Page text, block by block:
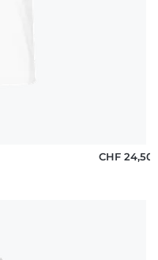
CHF 24,50